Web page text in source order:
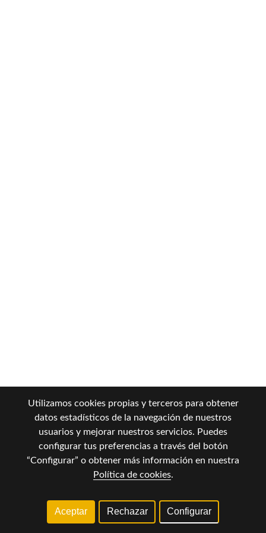
Utilizamos cookies propias y terceros para obtener
datos estadísticos de la navegación de nuestros
usuarios y mejorar nuestros servicios. Puedes
configurar tus preferencias a través del botón
“Configurar” o obtener más información en nuestra
Política de cookies.
Aceptar Rechazar Configurar